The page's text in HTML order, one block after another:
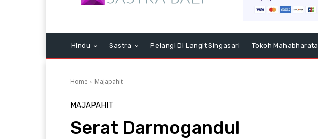
Hindu Sastra Pelangi Di Langit Singasari Tokoh Mahabharata
Home Majapahit
MAJAPAHIT
Serat Darmogandul